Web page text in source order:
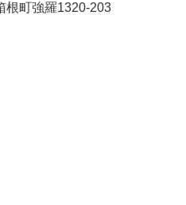
根町強羅1320-203